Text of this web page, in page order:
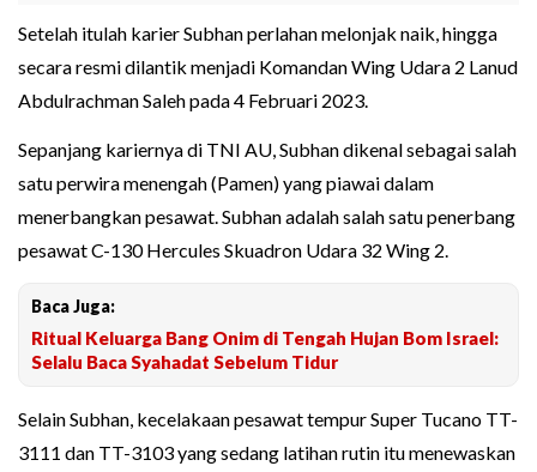
Setelah itulah karier Subhan perlahan melonjak naik, hingga
secara resmi dilantik menjadi Komandan Wing Udara 2 Lanud
Abdulrachman Saleh pada 4 Februari 2023.
Sepanjang kariernya di TNI AU, Subhan dikenal sebagai salah
satu perwira menengah (Pamen) yang piawai dalam
menerbangkan pesawat. Subhan adalah salah satu penerbang
pesawat C-130 Hercules Skuadron Udara 32 Wing 2.
Baca Juga:
Ritual Keluarga Bang Onim di Tengah Hujan Bom Israel:
Selalu Baca Syahadat Sebelum Tidur
Selain Subhan, kecelakaan pesawat tempur Super Tucano TT-
3111 dan TT-3103 yang sedang latihan rutin itu menewaskan